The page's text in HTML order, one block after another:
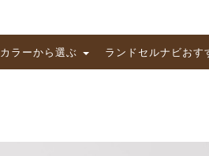
カラーから選ぶ ランドセルナビおす